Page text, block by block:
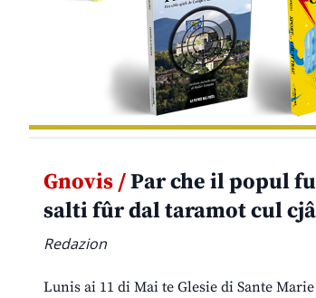
Gnovis /Par che il popul
salti fûr dal taramot cul
Redazion
Lunis ai 11 di Mai te Glesie di Sante